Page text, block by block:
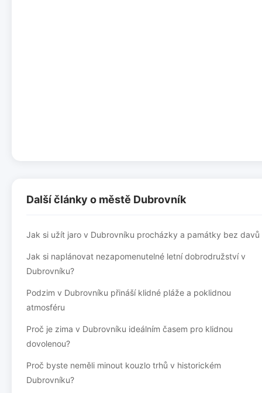
Další články o městě Dubrovník
Jak si užít jaro v Dubrovníku procházky a památky bez davů
Jak si naplánovat nezapomenutelné letní dobrodružství v
Dubrovníku?
Podzim v Dubrovníku přináší klidné pláže a poklidnou
atmosféru
Proč je zima v Dubrovníku ideálním časem pro klidnou
dovolenou?
Proč byste neměli minout kouzlo trhů v historickém
Dubrovníku?